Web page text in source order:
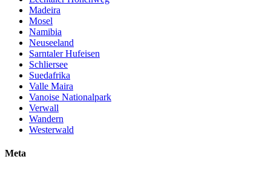
Madeira
Mosel
Namibia
Neuseeland
Sarntaler Hufeisen
Schliersee
Suedafrika
Valle Maira
Vanoise Nationalpark
Verwall
Wandern
Westerwald
Meta